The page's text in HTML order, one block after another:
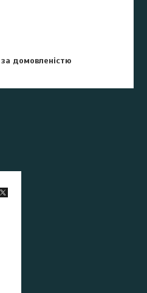
за домовленістю